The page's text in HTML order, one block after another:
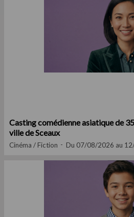
Casting comédienne asiatique de
ville de Sceaux
Cinéma / Fiction Du 07/08/2026 au